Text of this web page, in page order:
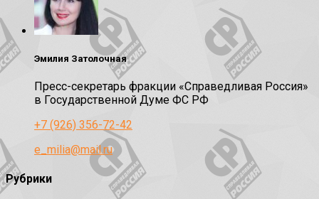
Эмилия Затолочная
Пресс-секретарь фракции «Справедливая Россия»
в Государственной Думе ФС РФ
+7 (926) 356-72-42
e_milia@mail.ru
Рубрики